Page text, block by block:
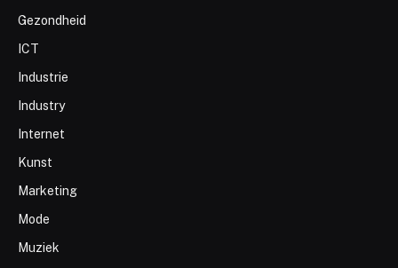
Gezondheid
ICT
Industrie
Industry
Internet
Kunst
Marketing
Mode
Muziek